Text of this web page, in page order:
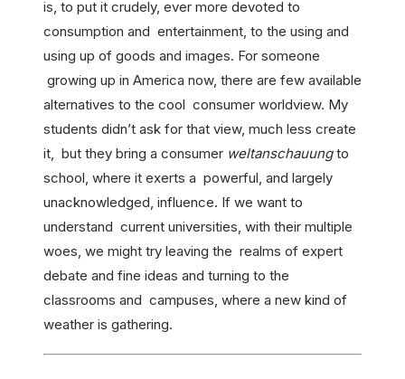
is, to put it crudely, ever more devoted to
consumption and entertainment, to the using and
using up of goods and images. For someone
growing up in America now, there are few available
alternatives to the cool consumer worldview. My
students didn’t ask for that view, much less create
it, but they bring a consumer weltanschauungto
school, where it exerts a powerful, and largely
unacknowledged, influence. If we want to
understand current universities, with their multiple
woes, we might try leaving the realms of expert
debate and fine ideas and turning to the
classrooms and campuses, where a new kind of
weather is gathering.